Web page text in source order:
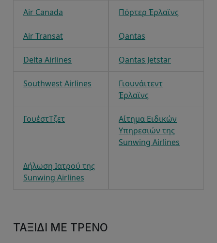
Air Canada Πόρτερ Έρλαϊνς
Air Transat Qantas
Delta Airlines Qantas Jetstar
Southwest Airlines
Γιουνάιτεντ
Έρλαϊνς
ΓουέστΤζετ
Αίτημα Ειδικών
Υπηρεσιών της
Sunwing Airlines
Δήλωση Ιατρού της
Sunwing Airlines
ΤΑΞΊΔΙ ΜΕ ΤΡΈΝΟ